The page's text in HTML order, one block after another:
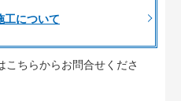
工について
ちらからお問合せくださ